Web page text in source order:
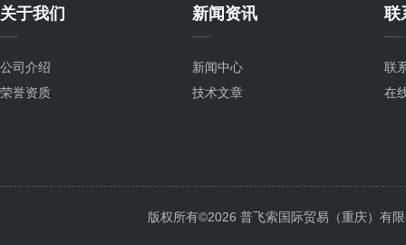
关于我们
公司介绍
荣誉资质
新闻资讯
新闻中心
技术文章
联
联
在
版权所有©2026 普飞索国际贸易（重庆）有